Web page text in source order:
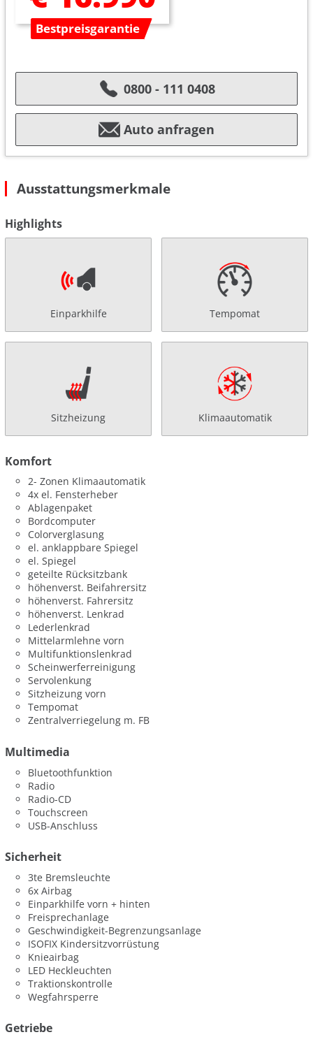
Bestpreisgarantie
0800 - 111 0408
Auto anfragen
Ausstattungsmerkmale
Highlights
Einparkhilfe Tempomat
Sitzheizung Klimaautomatik
Komfort
2- Zonen Klimaautomatik
4x el. Fensterheber
Ablagenpaket
Bordcomputer
Colorverglasung
el. anklappbare Spiegel
el. Spiegel
geteilte Rücksitzbank
höhenverst. Beifahrersitz
höhenverst. Fahrersitz
höhenverst. Lenkrad
Lederlenkrad
Mittelarmlehne vorn
Multifunktionslenkrad
Scheinwerferreinigung
Servolenkung
Sitzheizung vorn
Tempomat
Zentralverriegelung m. FB
Multimedia
Bluetoothfunktion
Radio
Radio-CD
Touchscreen
USB-Anschluss
Sicherheit
3te Bremsleuchte
6x Airbag
Einparkhilfe vorn + hinten
Freisprechanlage
Geschwindigkeit-Begrenzungsanlage
ISOFIX Kindersitzvorrüstung
Knieairbag
LED Heckleuchten
Traktionskontrolle
Wegfahrsperre
Getriebe